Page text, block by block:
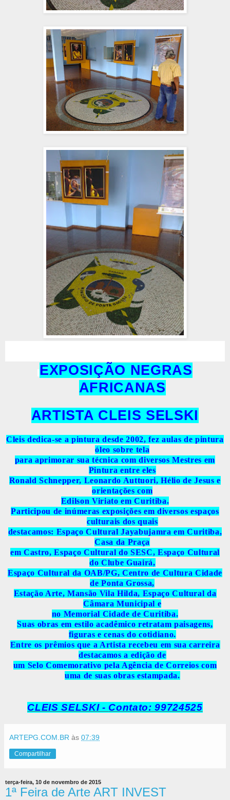
EXPOSIÇÃO NEGRAS
AFRICANAS
ARTISTA CLEIS SELSKI
Cleis dedica-se a pintura desde 2002, fez aulas de pintura
óleo sobre tela
para aprimorar sua técnica com diversos Mestres em
Pintura entre eles
Ronald Schnepper, Leonardo Auttuori, Hélio de Jesus e
orientações com
Edilson Viriato em Curitiba.
Participou de inúmeras exposições em diversos espaços
culturais dos quais
destacamos: Espaço Cultural Jayabujamra em Curitiba,
Casa da Praça
em Castro, Espaço Cultural do SESC, Espaço Cultural
do Clube Guairá,
Espaço Cultural da OAB/PG, Centro de Cultura Cidade
de Ponta Grossa,
Estação Arte, Mansão Vila Hilda, Espaço Cultural da
Câmara Municipal e
no Memorial Cidade de Curitiba.
Suas obras em estilo acadêmico retratam paisagens,
figuras e cenas do cotidiano.
Entre os prêmios que a Artista recebeu em sua carreira
destacamos a edição de
um Selo Comemorativo pela Agência de Correios com
uma de suas obras estampada.
CLEIS SELSKI - Contato: 99724525
ARTEPG.COM.BR às 07:39
Compartilhar
terça-feira, 10 de novembro de 2015
1ª Feira de Arte ART INVEST